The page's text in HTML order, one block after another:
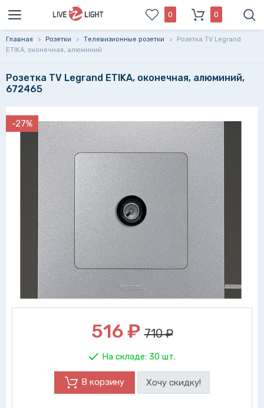
0 0
Главная > Розетки > Телевизионные розетки >
Розетка TV Legrand
ETIKA, оконечная, алюминий
Розетка TV Legrand ETIKA, оконечная, алюминий,
672465
-27%
516₽ 710 ₽
На складе: 30 шт.
В корзину Хочу скидку!